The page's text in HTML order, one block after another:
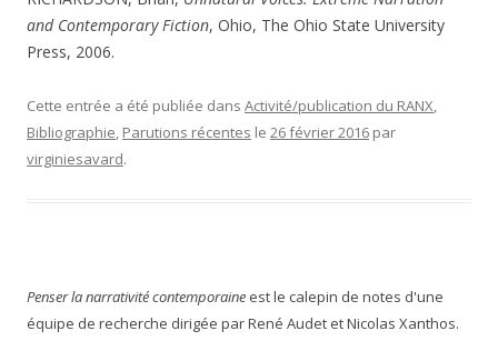
and Contemporary Fiction, Ohio, The Ohio State University
Press, 2006.
Cette entrée a été publiée dans Activité/publication du RANX,
Bibliographie, Parutions récentes le 26 février 2016 par
virginiesavard.
Penser la narrativité contemporaine est le calepin de notes d'une
équipe de recherche dirigée par René Audet et Nicolas Xanthos.